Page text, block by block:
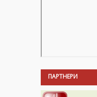
ПАРТНЕРИ